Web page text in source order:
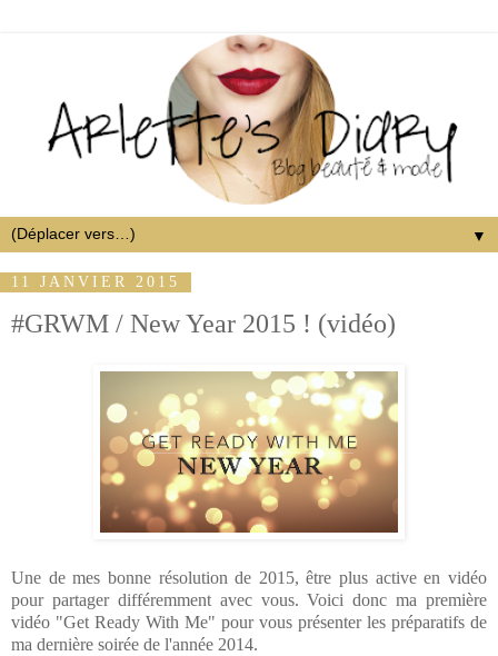
▼
11 JANVIER 2015
#GRWM / New Year 2015 ! (vidéo)
Une de mes bonne résolution de 2015, être plus active en vidéo
pour partager différemment avec vous. Voici donc ma première
vidéo "Get Ready With Me" pour vous présenter les préparatifs de
ma dernière soirée de l'année 2014.